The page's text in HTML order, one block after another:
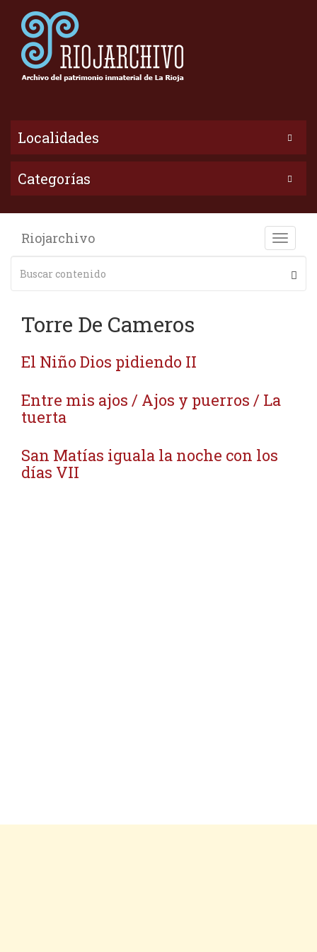
Localidades
Categorías
Toggle
Riojarchivo
Torre De Cameros
El Niño Dios pidiendo II
Entre mis ajos / Ajos y puerros / La
tuerta
San Matías iguala la noche con los
días VII